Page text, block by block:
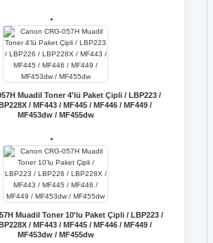
Muadil Toner 4'lü Paket Çipli / LBP223 /
/ MF443 / MF445 / MF446 / MF449 /
MF453dw / MF455dw
Muadil Toner 10'lu Paket Çipli / LBP223 /
/ MF443 / MF445 / MF446 / MF449 /
MF453dw / MF455dw